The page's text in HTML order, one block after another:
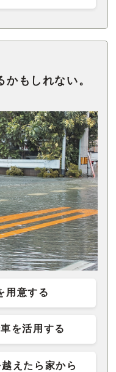
もしれない。
用意する
を活用する
えたら家から